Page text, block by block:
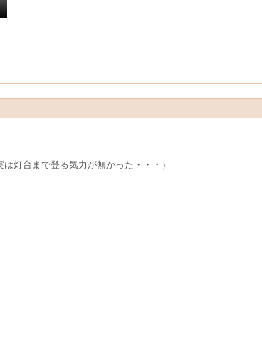
灯台まで登る気力が無かった・・・）